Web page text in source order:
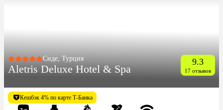
Сиде, Турция
Aletris Deluxe Hotel & Spa
9.3
17 отзывов
Кешбэк 4% по карте Т-Банка